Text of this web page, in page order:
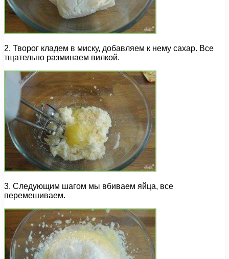
2. Творог кладем в миску, добавляем к нему сахар. Все
тщательно разминаем вилкой.
3. Следующим шагом мы вбиваем яйца, все
перемешиваем.